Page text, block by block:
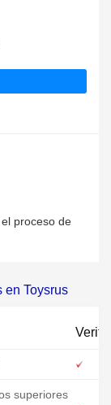
proceso de
en Toysrus
superiores